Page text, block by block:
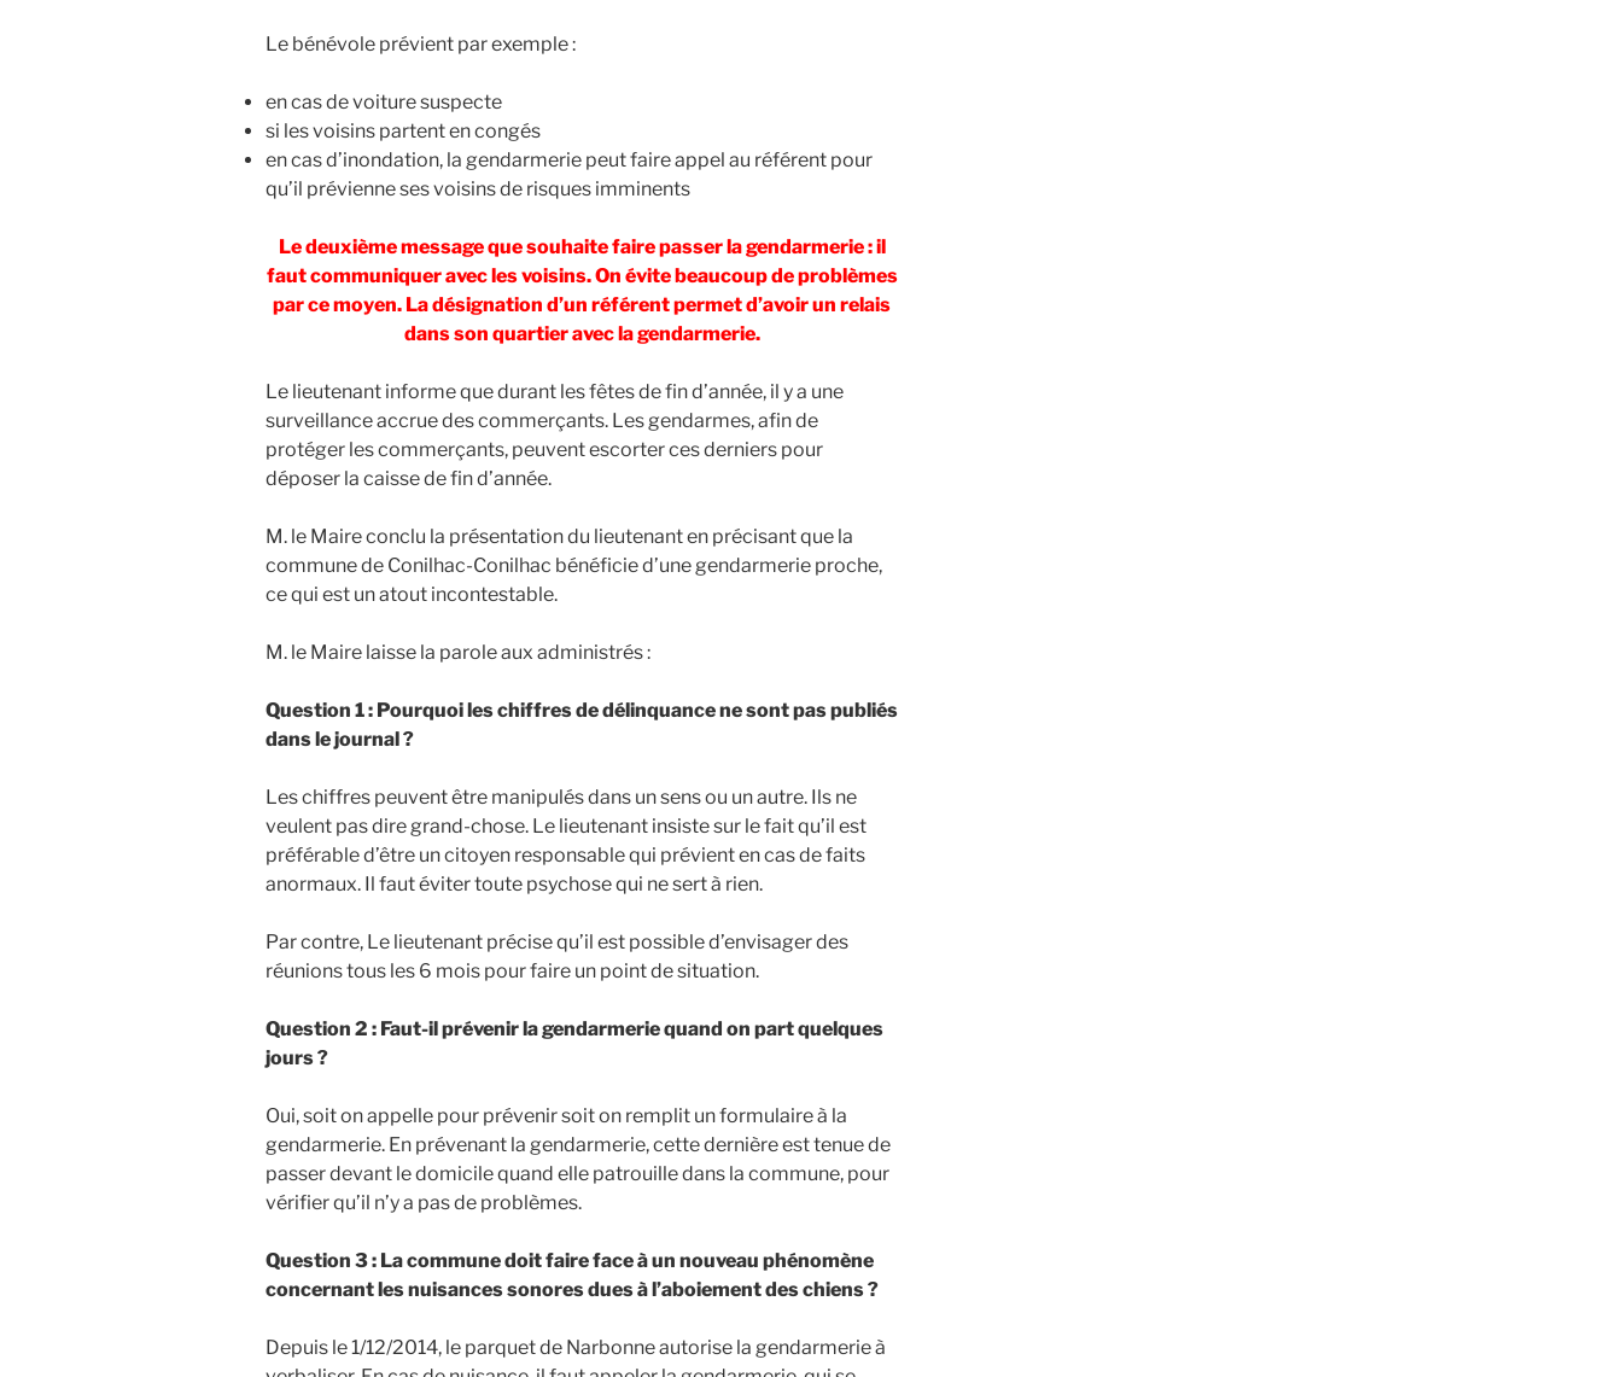
Le bénévole prévient par exemple :
en cas de voiture suspecte
si les voisins partent en congés
en cas d’inondation, la gendarmerie peut faire appel au référent pour
qu’il prévienne ses voisins de risques imminents
Le deuxième message que souhaite faire passer la gendarmerie : il
faut communiquer avec les voisins. On évite beaucoup de problèmes
par ce moyen. La désignation d’un référent permet d’avoir un relais
dans son quartier avec la gendarmerie.
Le lieutenant informe que durant les fêtes de fin d’année, il y a une
surveillance accrue des commerçants. Les gendarmes, afin de
protéger les commerçants, peuvent escorter ces derniers pour
déposer la caisse de fin d’année.
M. le Maire conclu la présentation du lieutenant en précisant que la
commune de Conilhac-Conilhac bénéficie d’une gendarmerie proche,
ce qui est un atout incontestable.
M. le Maire laisse la parole aux administrés :
Question 1 : Pourquoi les chiffres de délinquance ne sont pas publiés
dans le journal ?
Les chiffres peuvent être manipulés dans un sens ou un autre. Ils ne
veulent pas dire grand-chose. Le lieutenant insiste sur le fait qu’il est
préférable d’être un citoyen responsable qui prévient en cas de faits
anormaux. Il faut éviter toute psychose qui ne sert à rien.
Par contre, Le lieutenant précise qu’il est possible d’envisager des
réunions tous les 6 mois pour faire un point de situation.
Question 2 : Faut-il prévenir la gendarmerie quand on part quelques
jours ?
Oui, soit on appelle pour prévenir soit on remplit un formulaire à la
gendarmerie. En prévenant la gendarmerie, cette dernière est tenue de
passer devant le domicile quand elle patrouille dans la commune, pour
vérifier qu’il n’y a pas de problèmes.
Question 3 : La commune doit faire face à un nouveau phénomène
concernant les nuisances sonores dues à l’aboiement des chiens ?
Depuis le 1/12/2014, le parquet de Narbonne autorise la gendarmerie à